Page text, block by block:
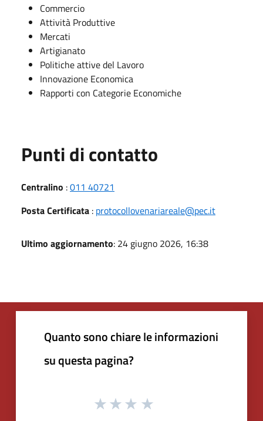
Commercio
Attività Produttive
Mercati
Artigianato
Politiche attive del Lavoro
Innovazione Economica
Rapporti con Categorie Economiche
Punti di contatto
Centralino :011 40721
Posta Certificata : protocollovenariareale@pec.it
Ultimo aggiornamento: 24 giugno 2026, 16:38
Quanto sono chiare le informazioni
su questa pagina?